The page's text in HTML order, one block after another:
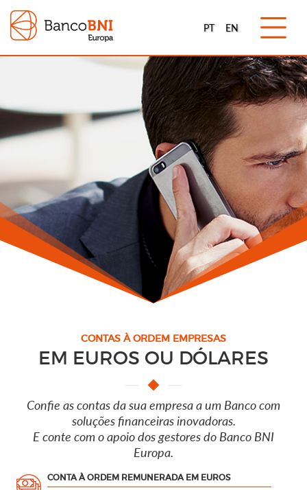
PT EN
CONTAS À ORDEM EMPRESAS
EM EUROS OU DÓLARES
Confie as contas da sua empresa a um Banco com
soluções financeiras inovadoras.
E conte com o apoio dos gestores do Banco BNI
Europa.
CONTA À ORDEM REMUNERADA EM EUROS